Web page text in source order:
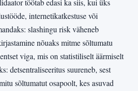
internetikatkestuse või
slashingu risk väheneb
nõuaks mitme sõltumatu
viga, mis on statistiliselt äärmiselt
detsentraliseeritus suureneb, sest
sõltumatut osapoolt, kes asuvad